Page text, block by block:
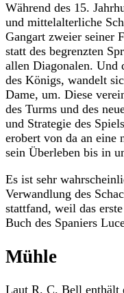
Während des 15.
und mittelalterliche
Gangart zweier seiner
statt des begrenzten
allen Diagonalen. Und
des Königs, wandelt
Dame, um. Diese
des Turms und des
und Strategie des
erobert von da an eine
sein Überleben bis in
Es ist sehr
Verwandlung des
stattfand, weil das
Buch des Spaniers
Mühle
Laut R. C. Bell enthält